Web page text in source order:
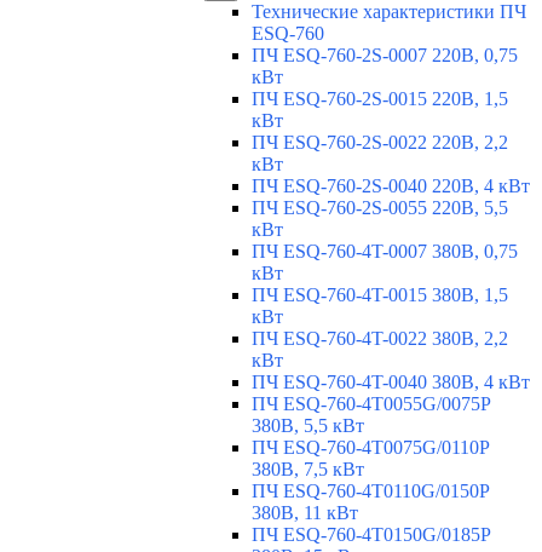
Технические характеристики ПЧ
ESQ-760
ПЧ ESQ-760-2S-0007 220В, 0,75
кВт
ПЧ ESQ-760-2S-0015 220В, 1,5
кВт
ПЧ ESQ-760-2S-0022 220В, 2,2
кВт
ПЧ ESQ-760-2S-0040 220В, 4 кВт
ПЧ ESQ-760-2S-0055 220В, 5,5
кВт
ПЧ ESQ-760-4T-0007 380В, 0,75
кВт
ПЧ ESQ-760-4T-0015 380В, 1,5
кВт
ПЧ ESQ-760-4T-0022 380В, 2,2
кВт
ПЧ ESQ-760-4T-0040 380В, 4 кВт
ПЧ ESQ-760-4T0055G/0075P
380В, 5,5 кВт
ПЧ ESQ-760-4T0075G/0110P
380В, 7,5 кВт
ПЧ ESQ-760-4T0110G/0150P
380В, 11 кВт
ПЧ ESQ-760-4T0150G/0185P